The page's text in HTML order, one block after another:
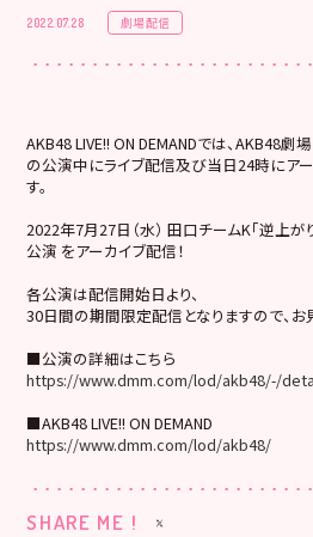
2022.07.28 劇場配信
AKB48 LIVE!! ON DEMANDでは、AKB48劇
の公演中にライブ配信及び当日24時にア
す。
2022年7月27日（水） 田口チームK「逆上
公演 をアーカイブ配信！
各公演は配信開始日より、
30日間の期間限定配信となりますので、お
■公演の詳細はこちら
https://www.dmm.com/lod/akb48/-/
■AKB48 LIVE!! ON DEMAND
https://www.dmm.com/lod/akb48/
SHARE ME !